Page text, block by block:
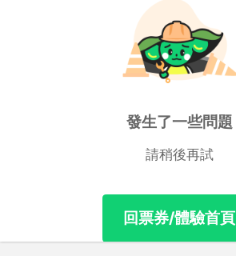
發生了一些問題
請稍後再試
回票券/體驗首頁